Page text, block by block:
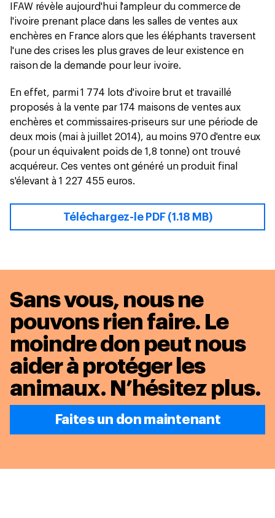
IFAW révèle aujourd'hui l'ampleur du commerce de
l'ivoire prenant place dans les salles de ventes aux
enchères en France alors que les éléphants traversent
l'une des crises les plus graves de leur existence en
raison de la demande pour leur ivoire.
En effet, parmi 1 774 lots d'ivoire brut et travaillé
proposés à la vente par 174 maisons de ventes aux
enchères et commissaires-priseurs sur une période de
deux mois (mai à juillet 2014), au moins 970 d'entre eux
(pour un équivalent poids de 1,8 tonne) ont trouvé
acquéreur. Ces ventes ont généré un produit final
s'élevant à 1 227 455 euros.
Téléchargez-le PDF (1.18 MB)
Sans vous, nous ne
pouvons rien faire. Le
moindre don peut nous
aider à protéger les
animaux. N’hésitez plus.
Faites un don maintenant